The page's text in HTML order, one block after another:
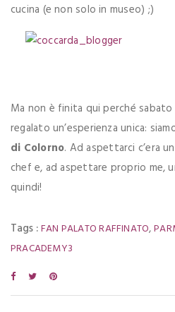
cucina (e non solo in museo) ;)
Ma non è finita qui perché sabato
regalato un’esperienza unica:
di Colorno. Ad aspettarci c’era
chef e, ad aspettare proprio me,
quindi!
Tags :FAN PALATO RAFFINATO,
PRACADEMY3